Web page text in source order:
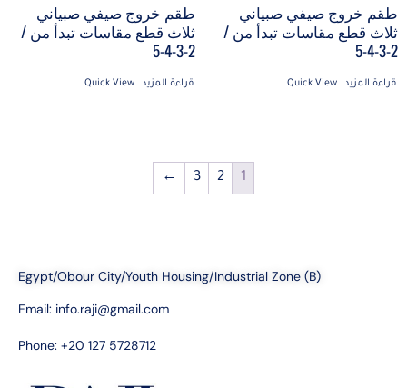
طقم خروج صيفي صبياني
ثلاث قطع مقاسات تبدأ من /
2-3-4-5
قراءة المزيد Quick View
طقم خروج صيفي صبياني
ثلاث قطع مقاسات تبدأ من /
2-3-4-5
قراءة المزيد Quick View
1
2
3
←
Egypt/Obour City/Youth Housing/Industrial Zone (B)
Email: info.raji@gmail.com
Phone: +20 127 5728712